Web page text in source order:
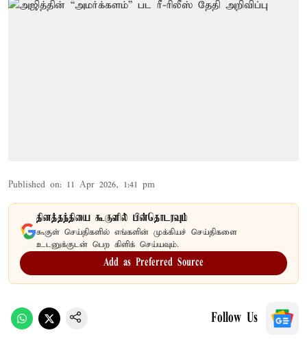
Published on: 11 Apr 2026, 1:41 pm
தினத்தந்தியை கூகுளில் பின்தொடரவும்
கூகுள் செய்திகளில் எங்களின் முக்கியச் செய்திகளை
உடனுக்குடன் பெற கிளிக் செய்யவும்.
Add as Preferred Source
Follow Us